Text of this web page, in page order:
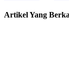
Artikel Yang